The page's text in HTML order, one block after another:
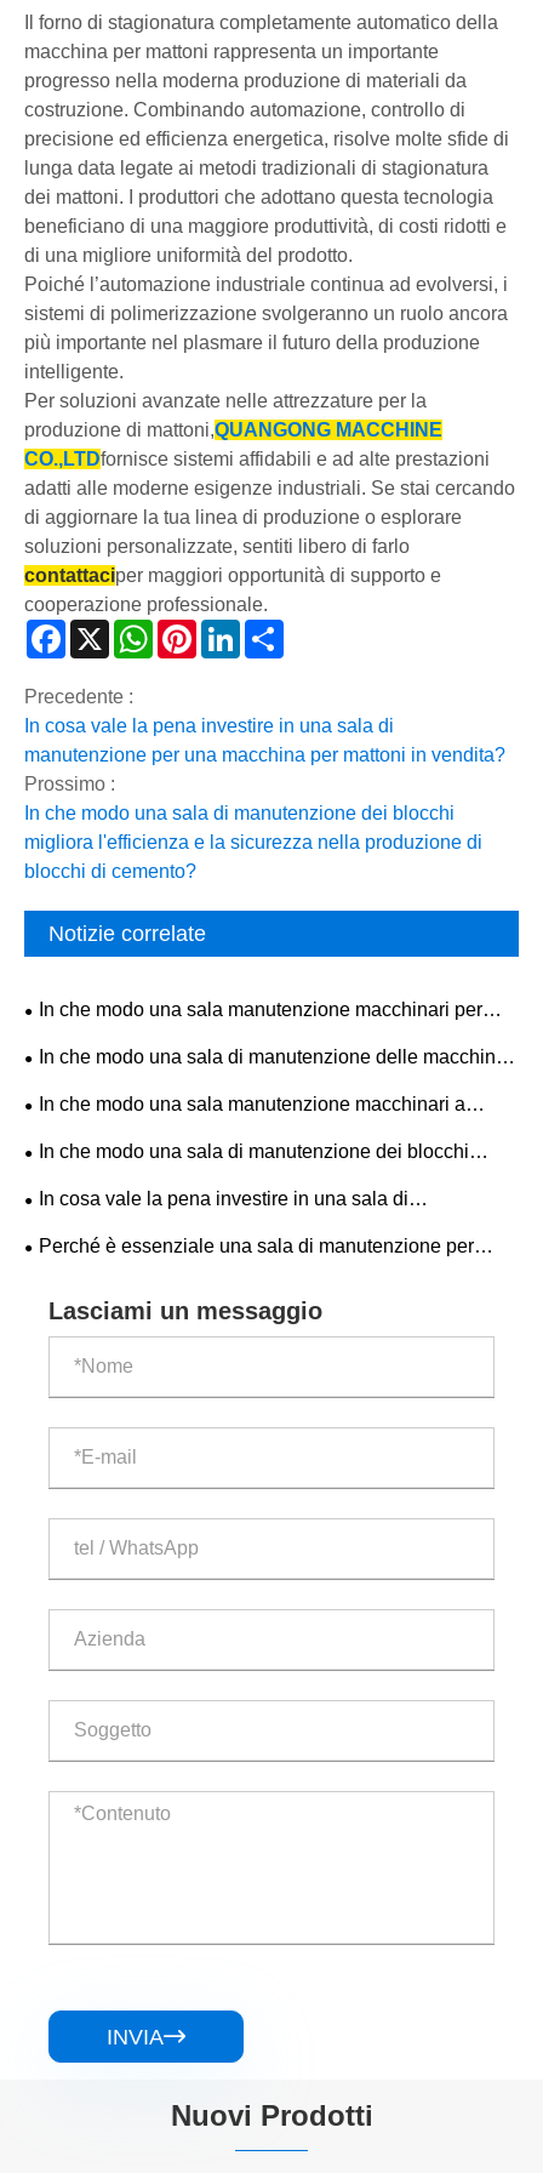
Il forno di stagionatura completamente automatico della
macchina per mattoni rappresenta un importante
progresso nella moderna produzione di materiali da
costruzione. Combinando automazione, controllo di
precisione ed efficienza energetica, risolve molte sfide di
lunga data legate ai metodi tradizionali di stagionatura
dei mattoni. I produttori che adottano questa tecnologia
beneficiano di una maggiore produttività, di costi ridotti e
di una migliore uniformità del prodotto.
Poiché l’automazione industriale continua ad evolversi, i
sistemi di polimerizzazione svolgeranno un ruolo ancora
più importante nel plasmare il futuro della produzione
intelligente.
Per soluzioni avanzate nelle attrezzature per la
produzione di mattoni,QUANGONG MACCHINE
CO.,LTDfornisce sistemi affidabili e ad alte prestazioni
adatti alle moderne esigenze industriali. Se stai cercando
di aggiornare la tua linea di produzione o esplorare
soluzioni personalizzate, sentiti libero di farlo
contattaciper maggiori opportunità di supporto e
cooperazione professionale.
Facebook
X WhatsAppPinterestLinkedIn
Precedente :
In cosa vale la pena investire in una sala di
manutenzione per una macchina per mattoni in vendita?
Prossimo :
In che modo una sala di manutenzione dei blocchi
migliora l'efficienza e la sicurezza nella produzione di
blocchi di cemento?
Notizie correlate
In che modo una sala manutenzione macchinari per
mattoni in cemento può migliorare l'affidabilità delle
In che modo una sala di manutenzione delle macchine
per mattoni con struttura in acciaio può migliorare
In che modo una sala manutenzione macchinari a
blocco può migliorare l'affidabilità delle apparecchiature e
In che modo una sala di manutenzione dei blocchi
migliora l'efficienza e la sicurezza nella produzione di
In cosa vale la pena investire in una sala di
manutenzione per una macchina per mattoni in vendita?
Perché è essenziale una sala di manutenzione per
Lasciami un messaggio
INVIA
Nuovi Prodotti